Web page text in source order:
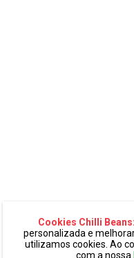
Cookies Chilli Beans:
personalizada e
utilizamos cookies. Ao
com a nossa